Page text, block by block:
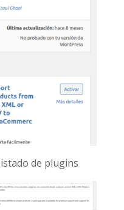
de plugins